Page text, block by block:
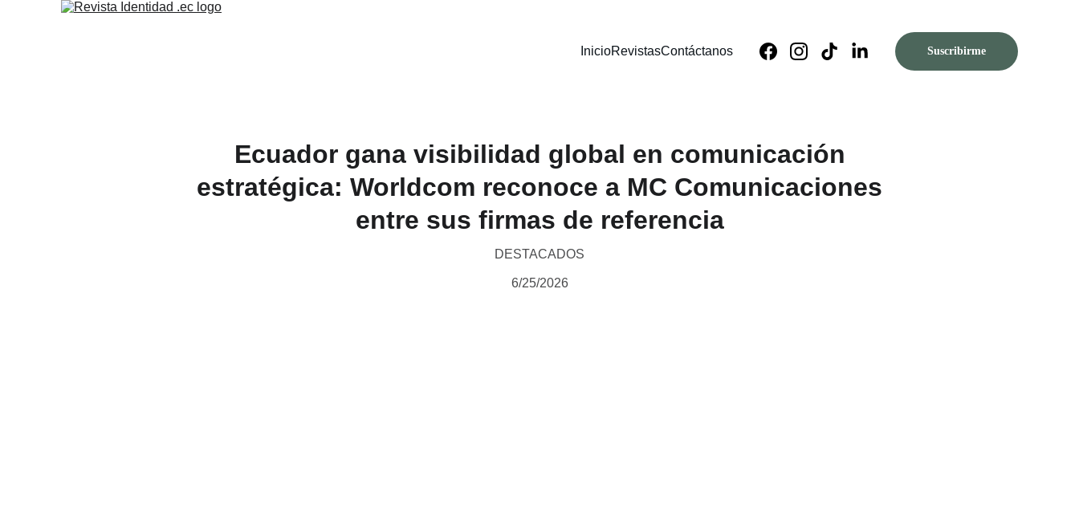
InicioRevistasContáctanos Suscribirme
Ecuador gana visibilidad global en comunicación
estratégica: Worldcom reconoce a MC Comunicaciones
entre sus firmas de referencia
DESTACADOS
6/25/2026